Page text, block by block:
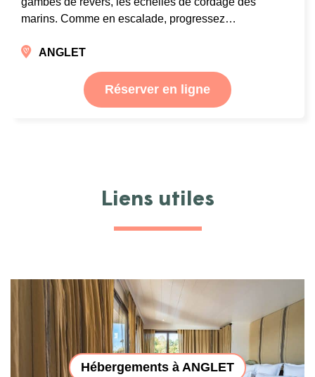
marins. Comme en escalade, progressez…
ANGLET
Réserver en ligne
Liens utiles
Hébergements à ANGLET